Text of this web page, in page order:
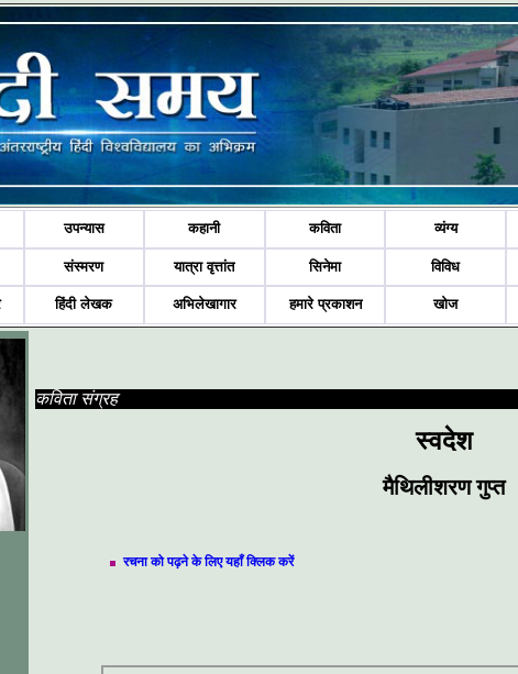
उपन्यास कहानी कविता व्यंग्य
संस्मरण यात्रा वृत्तांत सिनेमा विविध
हिंदी लेखक अभिलेखागार हमारे प्रकाशन खोज
कविता संग्रह
स्वदेश
मैथिलीशरण गुप्त
रचना को पढ़ने के लिए यहाँ क्लिक करें